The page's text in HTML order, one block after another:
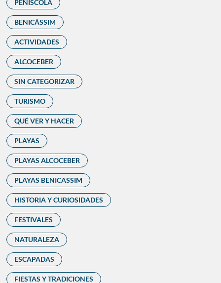
PEÑÍSCOLA
BENICÁSSIM
ACTIVIDADES
ALCOCEBER
SIN CATEGORIZAR
TURISMO
QUÉ VER Y HACER
PLAYAS
PLAYAS ALCOCEBER
PLAYAS BENICASSIM
HISTORIA Y CURIOSIDADES
FESTIVALES
NATURALEZA
ESCAPADAS
FIESTAS Y TRADICIONES